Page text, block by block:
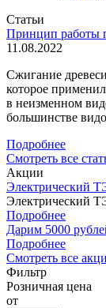
Статьи
Принцип работы
11.08.2022
Сжигание
которое
в неизменном
большинстве
Подробнее
Смотреть все
Акции
Электрический
Электрический
Подробнее
Дарим 5000
Подробнее
Смотреть все
Фильтр
Розничная цена
от